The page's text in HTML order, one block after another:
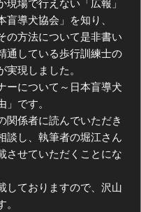
導犬協会」を知り、
の方法について是非書い
通している歩行訓練士の
現しました。
ーについて～日本盲導犬
です。
係者に読んでいただき
談し、執筆者の堀江さん
させていただくことにな
しておりますので、沢山